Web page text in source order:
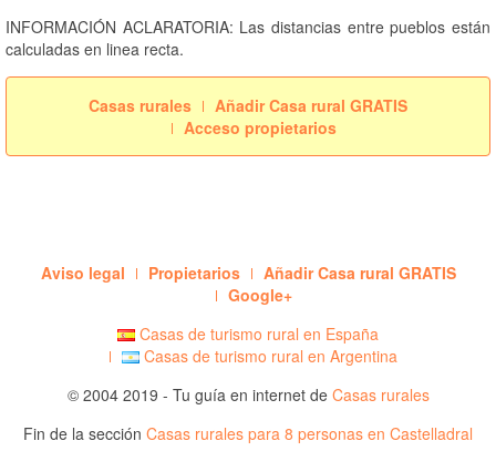
INFORMACIÓN ACLARATORIA: Las distancias entre pueblos están
calculadas en linea recta.
Casas rurales
Añadir Casa rural GRATIS
Acceso propietarios
Aviso legal Propietarios
Añadir Casa rural GRATIS
Google+
Casas de turismo rural en España
Casas de turismo rural en Argentina
© 2004 2019 - Tu guía en internet de Casas rurales
Fin de la sección Casas rurales para 8 personas en Castelladral